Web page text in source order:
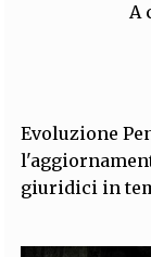
FILODIRITTO
A
Evoluzione
giuridici in